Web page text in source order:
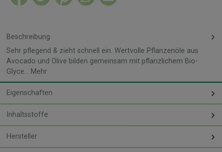
Beschreibung
Sehr pflegend & zieht schnell ein. Wertvolle Pflanzenöle aus
Avocado und Olive bilden gemeinsam mit pflanzlichem Bio-
Glyce… Mehr
Eigenschaften
Inhaltsstoffe
Hersteller